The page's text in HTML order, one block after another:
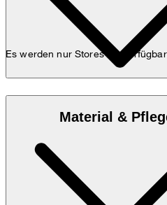
Es werden nur Stores mit
Das Model trägt die Grösse 36
cm, einem Brustumfang von 83
Maßtabelle
Material &